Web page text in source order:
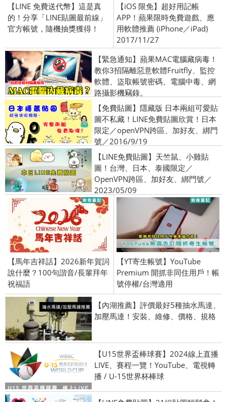
【LINE 免費送代幣】這是真
的！分享「LINE貼圖最前線」
官方帳號，隨機抽獎獲得！
【iOS 限免】超好用記帳
APP！蘋果限時免費遊戲、應
用軟體推薦 (iPhone／iPad)
2017/11/27
【緊急通知】蘋果MAC電腦藏病毒！
教你3招隔離惡意軟體Fruitfly、監控
軟體、盜取帳號密碼、電腦中毒、網
路攝影機竊錄。
【免費貼圖】隱藏版 日本兩組可愛貼
圖不私藏！LINE免費貼圖欣賞！日本
限定／openVPN跨區、加好友、綁門
號／2016/9/19
【LINE免費貼圖】天竺鼠、小雞貼
圖！台灣、日本、泰國限定／
OpenVPN跨區、加好友、綁門號／
2023/05/09
【馬年吉祥話】2026新年賀詞
說什麼？100句諧音/長輩拜年
祝福語
【YT寄生帳號】YouTube
Premium 開抓非同住用戶！帳
號停權/台灣適用
【內湖推薦】評價最好5種抽水馬達、
加壓馬達！安裝、維修、價格、規格
【U15世界盃棒球賽】2024線上直播
LIVE、賽程一覽！YouTube、電視轉
播 / U-15世界杯棒球